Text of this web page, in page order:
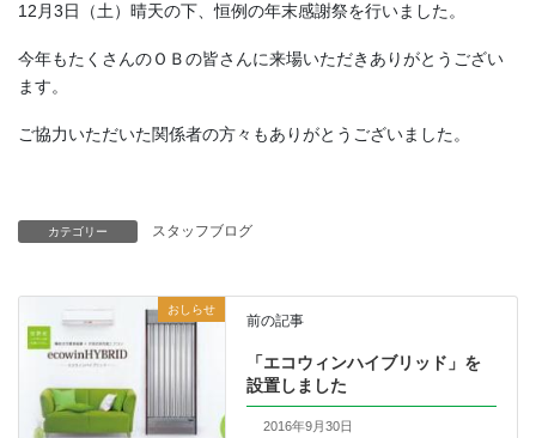
12月3日（土）晴天の下、恒例の年末感謝祭を行いました。
今年もたくさんのＯＢの皆さんに来場いただきありがとうござい
ます。
ご協力いただいた関係者の方々もありがとうございました。
カテゴリー スタッフブログ
おしらせ
前の記事
「エコウィンハイブリッド」を
設置しました
2016年9月30日